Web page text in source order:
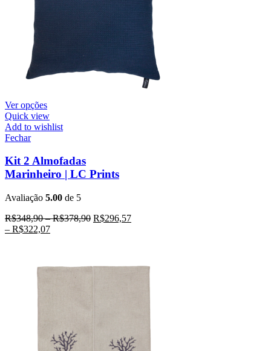
Ver opções
Quick view
Add to wishlist
Fechar
Kit 2 Almofadas
Marinheiro | LC Prints
Avaliação 5.00 de 5
R$348,90–R$378,90 R$296,57
– R$322,07